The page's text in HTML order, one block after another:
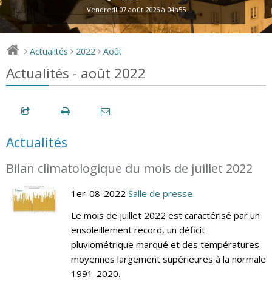
Vendredi 07 août 2026 à 04h55
> Actualités > 2022 > Août
Actualités - août 2022
Actualités
Bilan climatologique du mois de juillet 2022
1er-08-2022 Salle de presse
Le mois de juillet 2022 est caractérisé par un
ensoleillement record, un déficit
pluviométrique marqué et des températures
moyennes largement supérieures à la normale
1991-2020.